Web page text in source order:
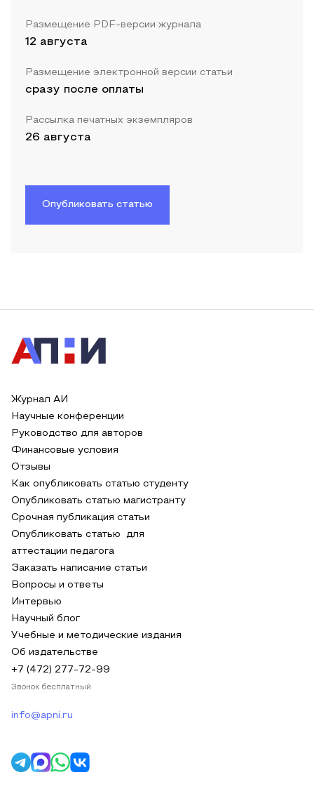
Размещение PDF-версии журнала
12 августа
Размещение электронной версии статьи
сразу после оплаты
Рассылка печатных экземпляров
26 августа
Опубликовать статью
Журнал АИ
Научные конференции
Руководство для авторов
Финансовые условия
Отзывы
Как опубликовать статью студенту
Опубликовать статью магистранту
Срочная публикация статьи
Опубликовать статью для
аттестации педагога
Заказать написание статьи
Вопросы и ответы
Интервью
Научный блог
Учебные и методические издания
Об издательстве
+7 (472) 277-72-99
Звонок бесплатный
info@apni.ru